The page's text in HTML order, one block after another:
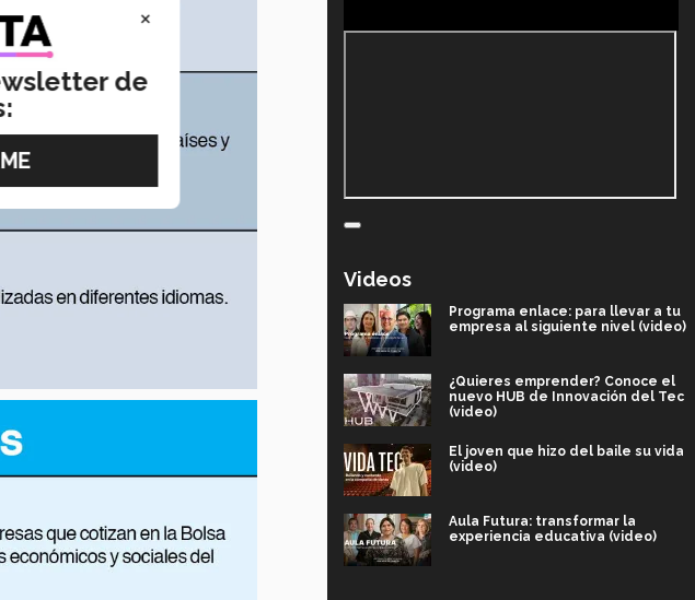
Videos
Programa enlace: para llevar a tu
empresa al siguiente nivel (video)
¿Quieres emprender? Conoce el
nuevo HUB de Innovación del Tec
(video)
El joven que hizo del baile su vida
(video)
Aula Futura: transformar la
experiencia educativa (video)
×
de